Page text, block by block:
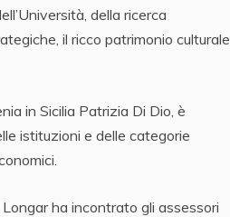
della ricerca
il ricco patrimonio culturale
in Sicilia Patrizia Di Dio, è
istituzioni e delle categorie
ha incontrato gli assessori